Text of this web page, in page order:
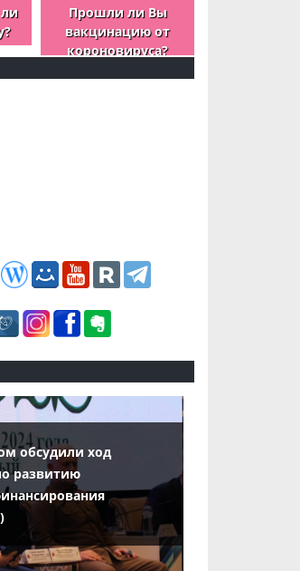
Прошли ли Вы
вакцинацию от
короновируса?
обсудили ход
развитию